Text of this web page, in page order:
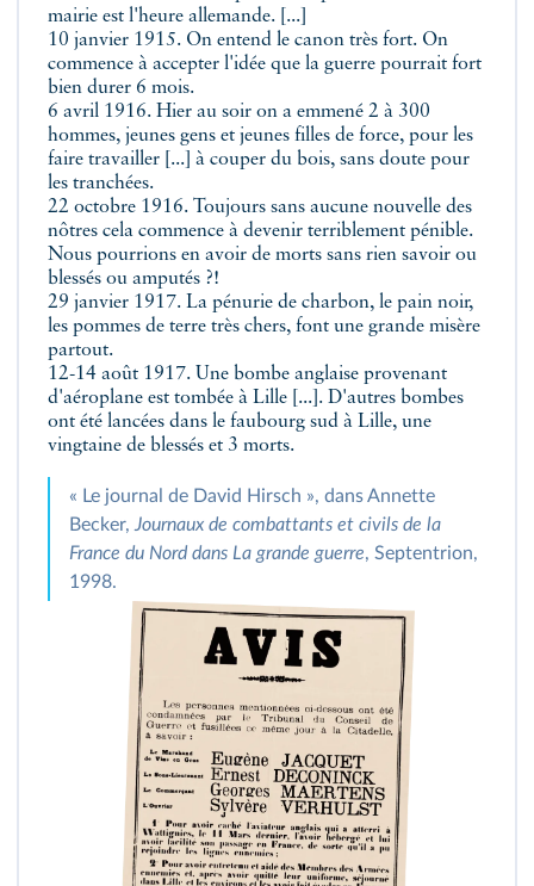
mairie est l'heure allemande. [...]
10 janvier 1915. On entend le canon très fort. On
commence à accepter l'idée que la guerre pourrait fort
bien durer 6 mois.
6 avril 1916. Hier au soir on a emmené 2 à 300
hommes, jeunes gens et jeunes filles de force, pour les
faire travailler [...] à couper du bois, sans doute pour
les tranchées.
22 octobre 1916. Toujours sans aucune nouvelle des
nôtres cela commence à devenir terriblement pénible.
Nous pourrions en avoir de morts sans rien savoir ou
blessés ou amputés ?!
29 janvier 1917. La pénurie de charbon, le pain noir,
les pommes de terre très chers, font une grande misère
partout.
12-14 août 1917. Une bombe anglaise provenant
d'aéroplane est tombée à Lille [...]. D'autres bombes
ont été lancées dans le faubourg sud à Lille, une
vingtaine de blessés et 3 morts.
« Le journal de David Hirsch », dans Annette
Becker, Journaux de combattants et civils de la
France du Nord dans La grande guerre, Septentrion,
1998.